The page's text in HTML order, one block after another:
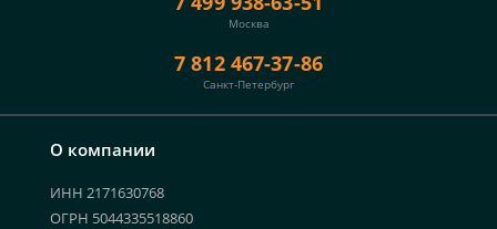
О компании
ИНН 2171630768
ОГРН 5044335518860
Москва
7 812 467-37-86
Санкт-Петербург